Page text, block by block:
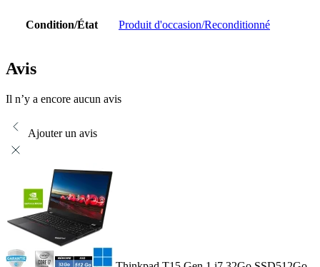
Condition/État Produit d'occasion/Reconditionné
Avis
Il n’y a encore aucun avis
Ajouter un avis